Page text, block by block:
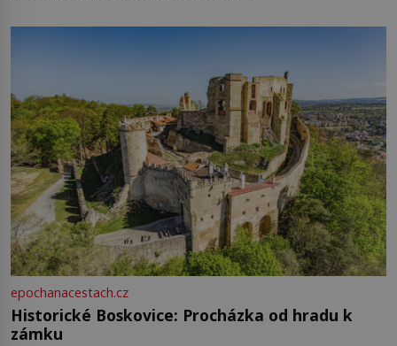
epochanacestach.cz
Historické Boskovice: Procházka od hradu k
zámku